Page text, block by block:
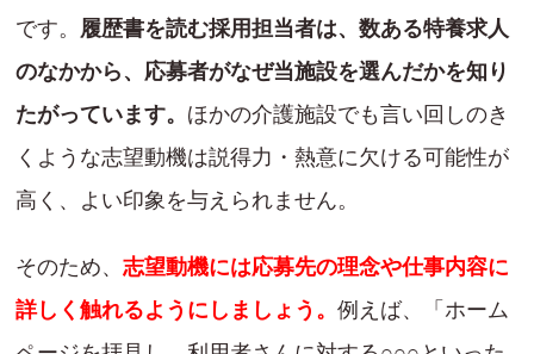
です。 履歴書を読む採用担当者は、数ある特養求人
のなかから、応募者がなぜ当施設を選んだかを知り
たがっています。 ほかの介護施設でも言い回しのき
くような志望動機は説得力・熱意に欠ける可能性が
高く、よい印象を与えられません。
そのため、 志望動機には応募先の理念や仕事内容に
詳しく触れるようにしましょう。 例えば、「ホーム